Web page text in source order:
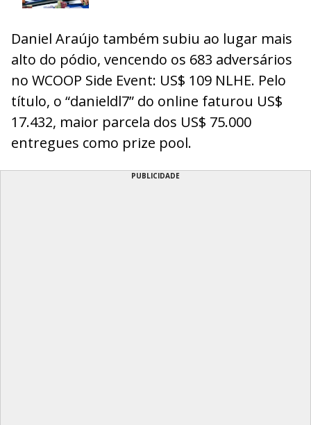
Daniel Araújo também subiu ao lugar mais
alto do pódio, vencendo os 683 adversários
no WCOOP Side Event: US$ 109 NLHE. Pelo
título, o “danieldl7” do online faturou US$
17.432, maior parcela dos US$ 75.000
entregues como prize pool.
PUBLICIDADE